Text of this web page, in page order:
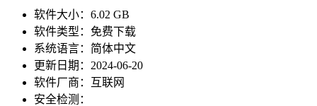
软件大小： 6.02 GB
软件类型： 免费下载
系统语言： 简体中文
更新日期： 2024-06-20
软件厂商： 互联网
安全检测：